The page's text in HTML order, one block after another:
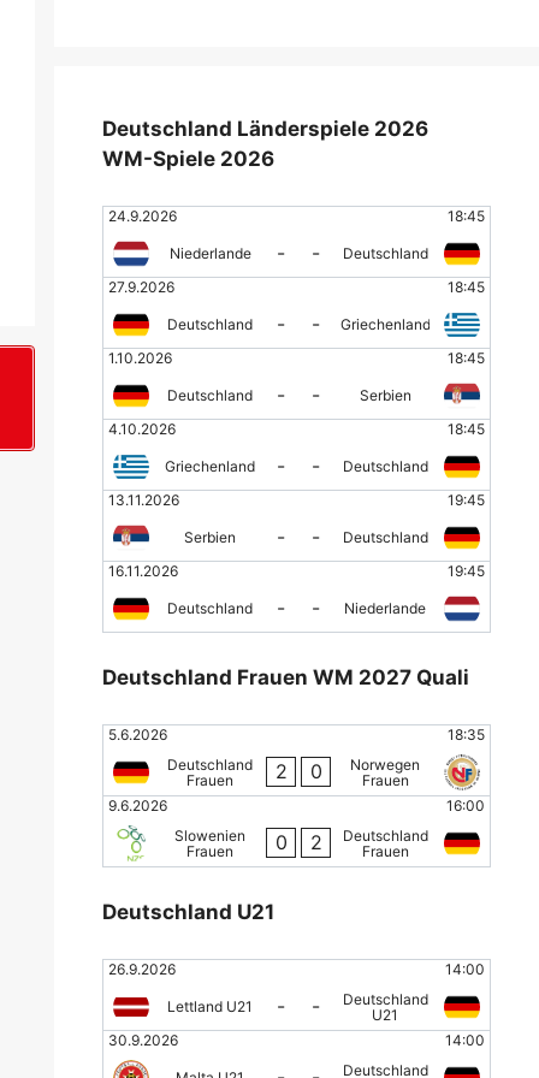
Deutschland Länderspiele 2026
WM-Spiele 2026
24.9.2026 18:45
Niederlande - -
Deutschland
27.9.2026
18:45
Deutschland - -
Griechenland
1.10.2026
18:45
Deutschland - -
Serbien
4.10.2026
18:45
Griechenland - -
Deutschland
13.11.2026
19:45
Serbien - -
Deutschland
16.11.2026
19:45
Deutschland - - Niederlande
Deutschland Frauen WM 2027 Quali
5.6.2026
18:35
Deutschland
Frauen
2 0
Norwegen
Frauen
9.6.2026
16:00
Slowenien
Frauen
0 2
Deutschland
Frauen
Deutschland U21
26.9.2026 14:00
Lettland U21 - -
Deutschland
U21
30.9.2026
14:00
Deutschland